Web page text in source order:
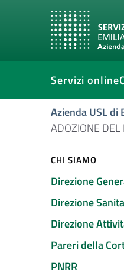
Servizi online
Azienda USL di
ADOZIONE DEL
CHI SIAMO
Direzione
Direzione
Direzione
Pareri della
PNRR